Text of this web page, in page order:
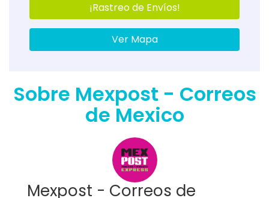
¡Rastreo de Envíos!
Ver Mapa
Sobre Mexpost - Correos
de Mexico
Mexpost - Correos de